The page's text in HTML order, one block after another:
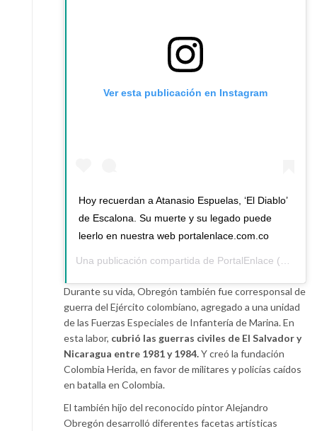
Ver esta publicación en Instagram
Hoy recuerdan a Atanasio Espuelas, ‘El Diablo’
de Escalona. Su muerte y su legado puede
leerlo en nuestra web portalenlace.com.co
Una publicación compartida de PortalEnlace (@portalenlace) el
Durante su vida, Obregón también fue corresponsal de
guerra del Ejército colombiano, agregado a una unidad
de las Fuerzas Especiales de Infantería de Marina. En
esta labor, cubrió las guerras civiles de El Salvador y
Nicaragua entre 1981 y 1984.Y creó la fundación
Colombia Herida, en favor de militares y policías caídos
en batalla en Colombia.
El también hijo del reconocido pintor Alejandro
Obregón desarrolló diferentes facetas artísticas